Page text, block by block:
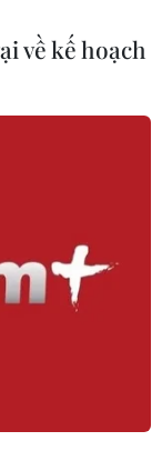
về kế hoạch